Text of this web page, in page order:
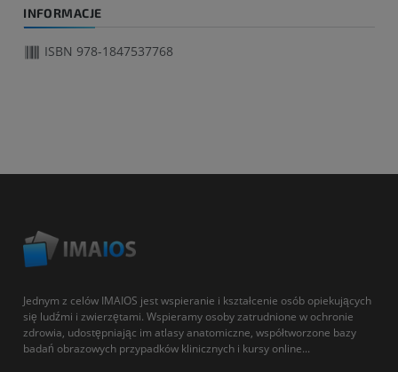
INFORMACJE
ISBN 978-1847537768
Jednym z celów IMAIOS jest wspieranie i kształcenie osób opiekujących
się ludźmi i zwierzętami. Wspieramy osoby zatrudnione w ochronie
zdrowia, udostępniając im atlasy anatomiczne, współtworzone bazy
badań obrazowych przypadków klinicznych i kursy online...